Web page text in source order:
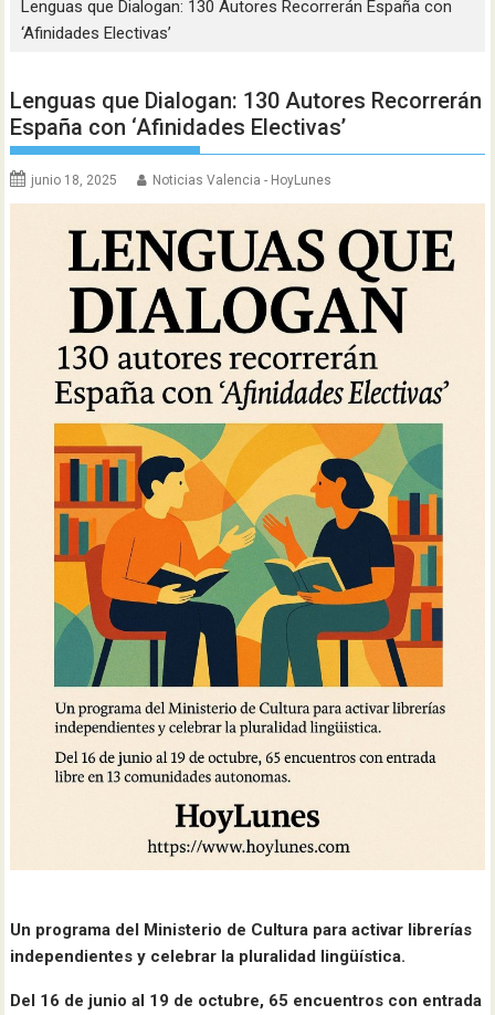
Lenguas que Dialogan: 130 Autores Recorrerán España con
‘Afinidades Electivas’
Lenguas que Dialogan: 130 Autores Recorrerán
España con ‘Afinidades Electivas’
junio 18, 2025 Noticias Valencia - HoyLunes
Un programa del Ministerio de Cultura para activar librerías
independientes y celebrar la pluralidad lingüística.
Del 16 de junio al 19 de octubre, 65 encuentros con entrada